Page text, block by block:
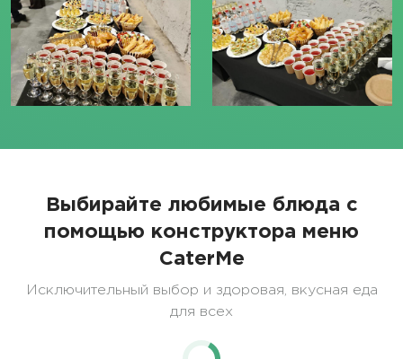
Выбирайте любимые блюда с
помощью конструктора меню
CaterMe
Исключительный выбор и здоровая, вкусная еда
для всех